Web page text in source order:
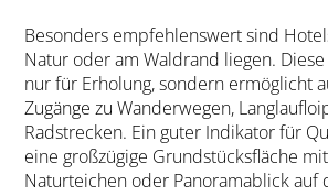
Besonders empfehlenswert sind
Natur oder am Waldrand liegen.
nur für Erholung, sondern ermöglicht
Zugänge zu Wanderwegen,
Radstrecken. Ein guter Indikator für
eine großzügige Grundstücksfläche
Naturteichen oder Panoramablick auf